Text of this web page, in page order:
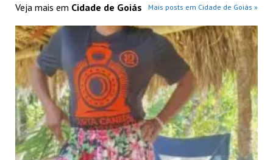
Veja mais em Cidade de Goiás Mais posts em Cidade de Goiás »